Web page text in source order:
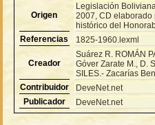
Origen
Legislación
2007, CD elaborado
histórico del
Referencias
1825-1960.lexml
Creador
Suárez R. ROMÁN
Góver Zarate M., D.
SILES.- Zacarías
Contribuidor
DeveNet.net
Publicador
DeveNet.net